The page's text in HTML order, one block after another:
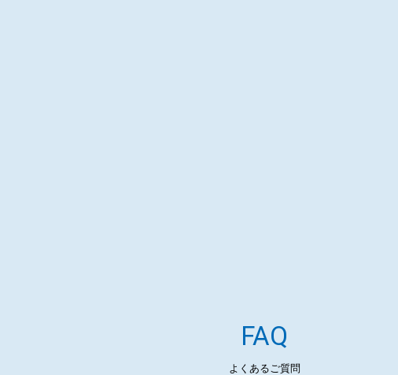
FAQ
よくあるご質問